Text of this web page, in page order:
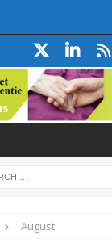
August